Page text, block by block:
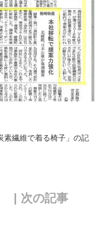
素繊維で着る椅子」の記
| 次の記事